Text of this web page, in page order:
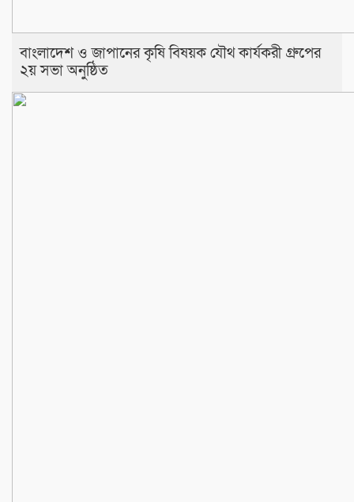
বাংলাদেশ ও জাপানের কৃষি বিষয়ক যৌথ কার্যকরী গ্রুপের
২য় সভা অনুষ্ঠিত